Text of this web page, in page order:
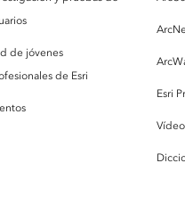
de jóvenes
de Esri
Esri